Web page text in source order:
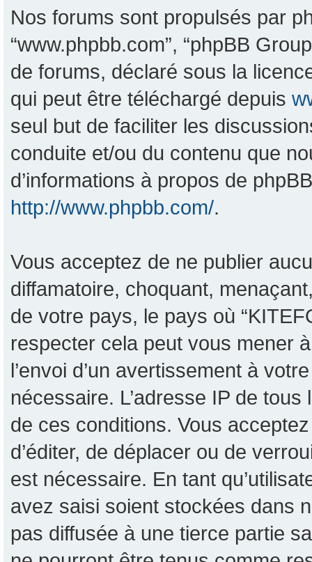
Nos forums sont propulsés par
“www.phpbb.com”, “phpBB
de forums, déclaré sous la
qui peut être téléchargé depuis
seul but de faciliter les
conduite et/ou du contenu que
d’informations à propos de
http://www.phpbb.com/.
Vous acceptez de ne publier
diffamatoire, choquant,
de votre pays, le pays où
respecter cela peut vous mener
l’envoi d’un avertissement à
nécessaire. L’adresse IP de
de ces conditions. Vous
d’éditer, de déplacer ou de
est nécessaire. En tant
avez saisi soient stockées dans
pas diffusée à une tierce partie